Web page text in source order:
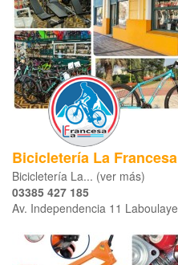
Bicicletería La Francesa
Bicicletería La... (ver más)
03385 427 185
Av. Independencia 11 Laboulaye